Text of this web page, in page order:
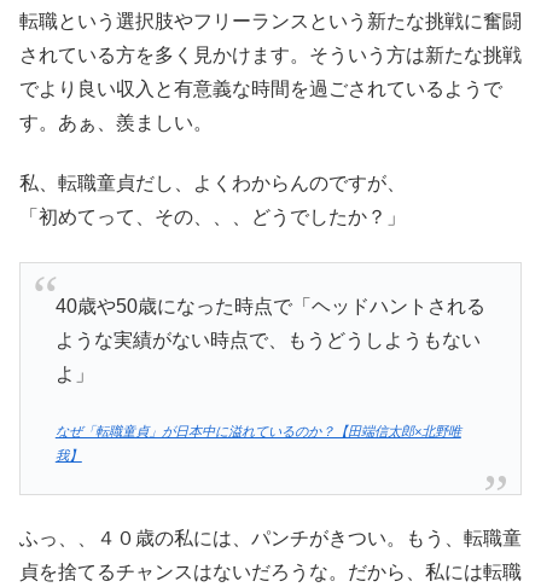
転職という選択肢やフリーランスという新たな挑戦に奮闘
されている方を多く見かけます。そういう方は新たな挑戦
でより良い収入と有意義な時間を過ごされているようで
す。あぁ、羨ましい。
私、転職童貞だし、よくわからんのですが、
「初めてって、その、、、どうでしたか？」
40歳や50歳になった時点で「ヘッドハントされる
ような実績がない時点で、もうどうしようもない
よ」
なぜ「転職童貞」が日本中に溢れているのか？【田端信太郎×北野唯
我】
ふっ、、４０歳の私には、パンチがきつい。もう、転職童
貞を捨てるチャンスはないだろうな。だから、私には転職